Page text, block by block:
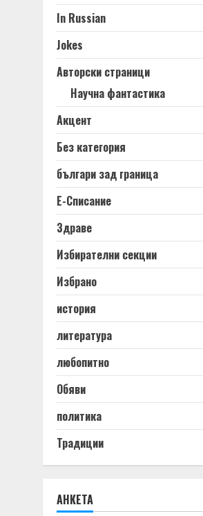
In Russian
Jokes
Авторски страници
Научна фантастика
Акцент
Без категория
българи зад граница
Е-Списание
Здраве
Избирателни секции
Избрано
история
литература
любопитно
Обяви
политика
Традиции
АНКЕТА